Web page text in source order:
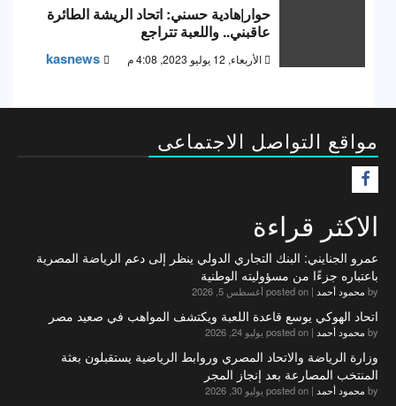
حوار|هادية حسني: اتحاد الريشة الطائرة
عاقبني.. واللعبة تتراجع
الأربعاء, 12 يوليو 2023, 4:08 م kasnews
مواقع التواصل الاجتماعى
الاكثر قراءة
عمرو الجنايني: البنك التجاري الدولي ينظر إلى دعم الرياضة المصرية
باعتباره جزءًا من مسؤوليته الوطنية
by محمود أحمد | posted on أغسطس 5, 2026
اتحاد الهوكي يوسع قاعدة اللعبة ويكتشف المواهب في صعيد مصر
by محمود أحمد | posted on يوليو 24, 2026
وزارة الرياضة والاتحاد المصري وروابط الرياضية يستقبلون بعثة
المنتخب المصارعة بعد إنجاز المجر
by محمود أحمد | posted on يوليو 30, 2026